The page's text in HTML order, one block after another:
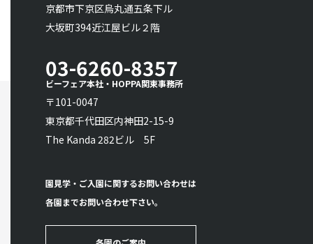
京都市下京区烏丸通五条下ル
大坂町394近江屋ビル２階
03-6260-8357
ビーフェア本社・HOPPA関東事務所
〒101-0047
東京都千代田区内神田2-15-9
The Kanda 282ビル 5F
園見学・ご入園に関するお問い合わせは
各園までお問い合わせ下さい。